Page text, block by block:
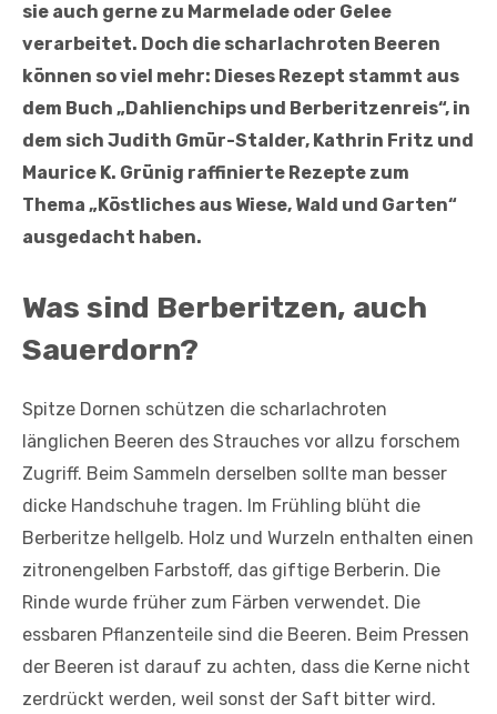
sie auch gerne zu Marmelade oder Gelee
verarbeitet. Doch die scharlachroten Beeren
können so viel mehr: Dieses Rezept stammt aus
dem Buch „Dahlienchips und Berberitzenreis“, in
dem sich Judith Gmür-Stalder, Kathrin Fritz und
Maurice K. Grünig raffinierte Rezepte zum
Thema „Köstliches aus Wiese, Wald und Garten“
ausgedacht haben.
Was sind Berberitzen, auch
Sauerdorn?
Spitze Dornen schützen die scharlachroten
länglichen Beeren des Strauches vor allzu forschem
Zugriff. Beim Sammeln derselben sollte man besser
dicke Handschuhe tragen. Im Frühling blüht die
Berberitze hellgelb. Holz und Wurzeln enthalten einen
zitronengelben Farbstoff, das giftige Berberin. Die
Rinde wurde früher zum Färben verwendet. Die
essbaren Pflanzenteile sind die Beeren. Beim Pressen
der Beeren ist darauf zu achten, dass die Kerne nicht
zerdrückt werden, weil sonst der Saft bitter wird.